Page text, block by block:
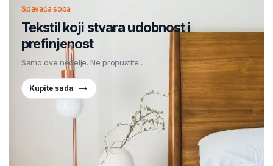
Spavaća soba
Tekstil koji stvara udobnost i
prefinjenost
Samo ove nedelje. Ne propustite...
Kupite sada